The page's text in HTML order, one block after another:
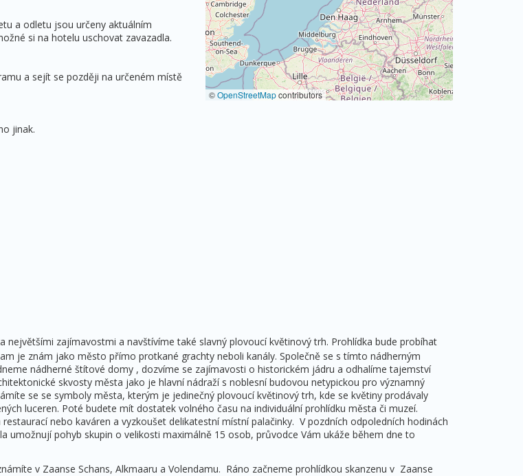
©OpenStreetMapcontributors
a odletu jsou určeny aktuálním
si na hotelu uschovat zavazadla.
a sejít se později na určeném místě
jinak.
zajímavostmi a navštívíme také slavný plovoucí květinový trh. Prohlídka bude probíhat
je znám jako město přímo protkané grachty neboli kanály. Společně se s tímto nádherným
nádherné štítové domy , dozvíme se zajímavosti o historickém jádru a odhalíme tajemství
skvosty města jako je hlavní nádraží s noblesní budovou netypickou pro významný
se se symboly města, kterým je jedinečný plovoucí květinový trh, kde se květiny prodávaly
luceren. Poté budete mít dostatek volného času na individuální prohlídku města či muzeí.
nebo kaváren a vyzkoušet delikatestní místní palačinky. V pozdních odpoledních hodinách
umožnují pohyb skupin o velikosti maximálně 15 osob, průvodce Vám ukáže během dne to
v Zaanse Schans, Alkmaaru a Volendamu. Ráno začneme prohlídkou skanzenu v Zaanse